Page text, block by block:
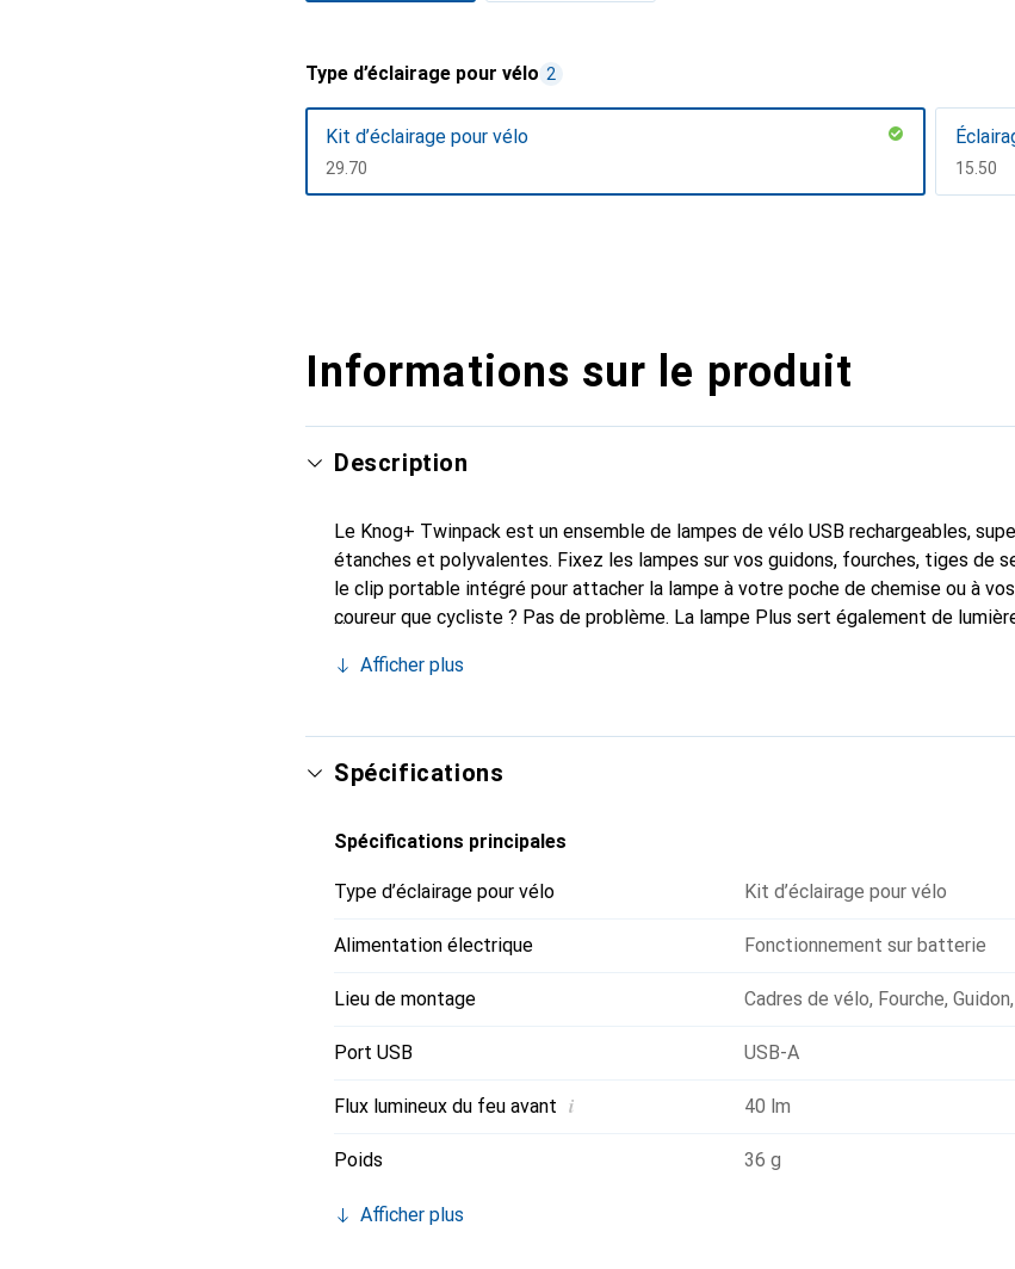
Type d’éclairage pour vélo 2
Kit d’éclairage pour vélo
CHF
29.70 CHF
15.50
Informations sur le produit
Description
Le Knog+ Twinpack est un ensemble de lampes de vélo USB rechargeables,
étanches et polyvalentes. Fixez les lampes sur vos guidons, fourches, tiges de
le clip portable intégré pour attacher la lampe à votre poche de chemise ou à
coureur que cycliste ? Pas de problème. La lampe Plus sert également de
bandeau. Avec une puissance de 20 lumens à l'arrière et une autonomie allant
de la route et coureurs de sentiers.
Afficher plus
Spécifications
Spécifications principales
Type d’éclairage pour vélo Kit d’éclairage pour vélo
Alimentation électrique Fonctionnement sur batterie
Lieu de montage Cadres de vélo, Fourche, Guidon,
Port USB USB-A
Flux lumineux du feu avant i 40 lm
Poids 36 g
Afficher plus